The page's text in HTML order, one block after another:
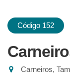
Código 152
Carneiros,